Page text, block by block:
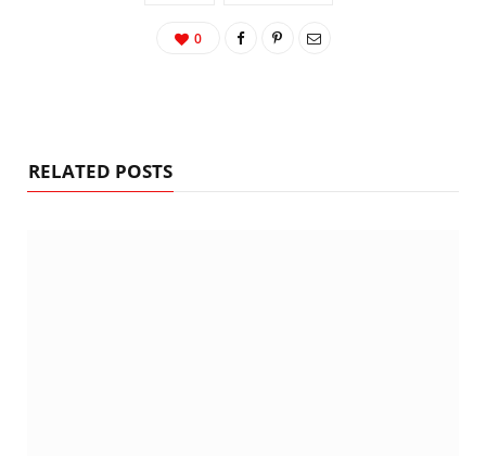
0
RELATED POSTS